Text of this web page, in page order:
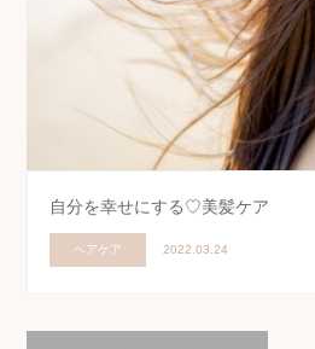
自分を幸せにする♡美髪ケア
ヘアケア 2022.03.24